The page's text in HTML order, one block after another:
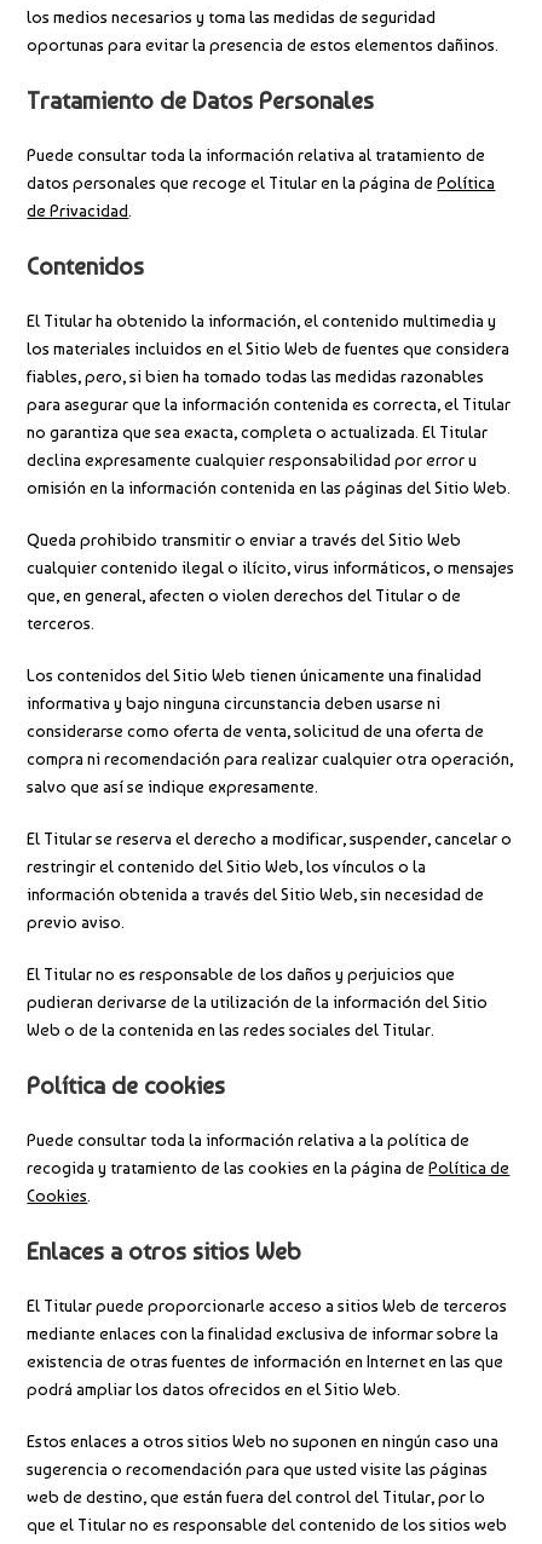
los medios necesarios y toma las medidas de seguridad
oportunas para evitar la presencia de estos elementos dañinos.
Tratamiento de Datos Personales
Puede consultar toda la información relativa al tratamiento de
datos personales que recoge el Titular en la página dePolítica
de Privacidad.
Contenidos
El Titular ha obtenido la información, el contenido multimedia y
los materiales incluidos en el Sitio Web de fuentes que considera
fiables, pero, si bien ha tomado todas las medidas razonables
para asegurar que la información contenida es correcta, el Titular
no garantiza que sea exacta, completa o actualizada. El Titular
declina expresamente cualquier responsabilidad por error u
omisión en la información contenida en las páginas del Sitio Web.
Queda prohibido transmitir o enviar a través del Sitio Web
cualquier contenido ilegal o ilícito, virus informáticos, o mensajes
que, en general, afecten o violen derechos del Titular o de
terceros.
Los contenidos del Sitio Web tienen únicamente una finalidad
informativa y bajo ninguna circunstancia deben usarse ni
considerarse como oferta de venta, solicitud de una oferta de
compra ni recomendación para realizar cualquier otra operación,
salvo que así se indique expresamente.
El Titular se reserva el derecho a modificar, suspender, cancelar o
restringir el contenido del Sitio Web, los vínculos o la
información obtenida a través del Sitio Web, sin necesidad de
previo aviso.
El Titular no es responsable de los daños y perjuicios que
pudieran derivarse de la utilización de la información del Sitio
Web o de la contenida en las redes sociales del Titular.
Política de cookies
Puede consultar toda la información relativa a la política de
recogida y tratamiento de las cookies en la página dePolítica de
Cookies.
Enlaces a otros sitios Web
El Titular puede proporcionarle acceso a sitios Web de terceros
mediante enlaces con la finalidad exclusiva de informar sobre la
existencia de otras fuentes de información en Internet en las que
podrá ampliar los datos ofrecidos en el Sitio Web.
Estos enlaces a otros sitios Web no suponen en ningún caso una
sugerencia o recomendación para que usted visite las páginas
web de destino, que están fuera del control del Titular, por lo
que el Titular no es responsable del contenido de los sitios web